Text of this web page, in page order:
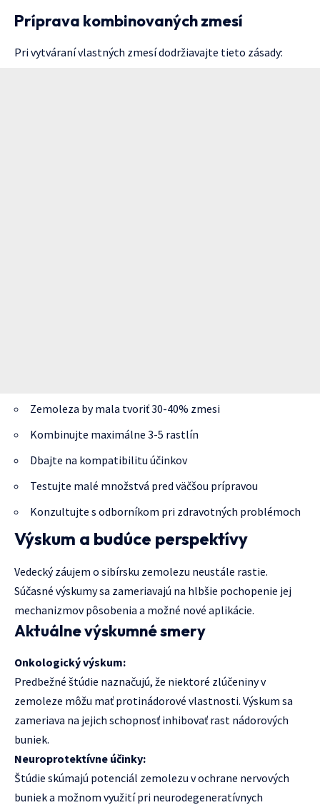
Príprava kombinovaných zmesí
Pri vytváraní vlastných zmesí dodržiavajte tieto zásady:
Zemoleza by mala tvoriť 30-40% zmesi
Kombinujte maximálne 3-5 rastlín
Dbajte na kompatibilitu účinkov
Testujte malé množstvá pred väčšou prípravou
Konzultujte s odborníkom pri zdravotných problémoch
Výskum a budúce perspektívy
Vedecký záujem o sibírsku zemolezu neustále rastie.
Súčasné výskumy sa zameriavajú na hlbšie pochopenie jej
mechanizmov pôsobenia a možné nové aplikácie.
Aktuálne výskumné smery
Onkologický výskum:
Predbežné štúdie naznačujú, že niektoré zlúčeniny v
zemoleze môžu mať protinádorové vlastnosti. Výskum sa
zameriava na jejich schopnosť inhibovať rast nádorových
buniek.
Neuroprotektívne účinky:
Štúdie skúmajú potenciál zemolezu v ochrane nervových
buniek a možnom využití pri neurodegeneratívnych